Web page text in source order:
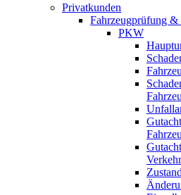
Privatkunden
Fahrzeugprüfung &
PKW